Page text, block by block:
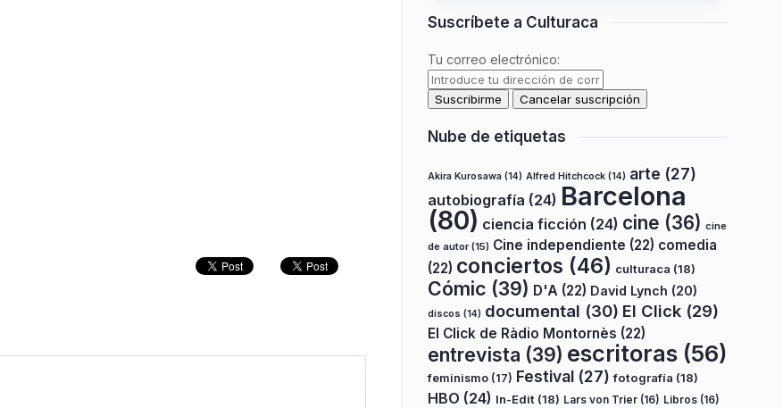
Suscríbete a Culturaca
Tu correo electrónico:
Nube de etiquetas
Akira Kurosawa (14) Alfred Hitchcock (14) arte (27)
autobiografía (24) Barcelona
(80) ciencia ficción (24) cine (36) cine
de autor(15) Cine independiente (22) comedia
(22) conciertos (46) culturaca (18)
Cómic (39) D'A (22) David Lynch (20)
discos (14) documental (30) El Click (29)
El Click de Ràdio Montornès (22)
entrevista (39) escritoras (56)
feminismo (17) Festival (27) fotografía (18)
HBO (24) In-Edit (18) Lars von Trier (16) Libros (16)